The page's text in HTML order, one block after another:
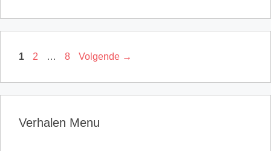
Pagina
1 Pagina
2 … Pagina
8 Volgende →
Verhalen Menu